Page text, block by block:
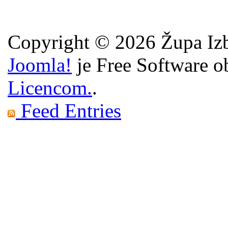
Copyright © 2026 Župa
Joomla! je Free Software
Licencom..
Feed Entries